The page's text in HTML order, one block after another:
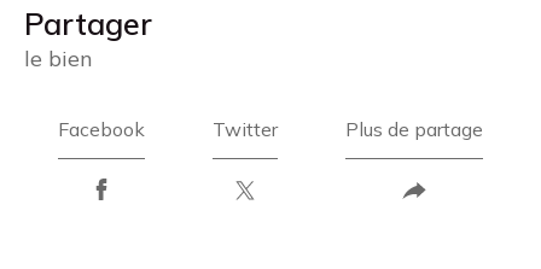
partager
le bien
Facebook Twitter Plus de partage